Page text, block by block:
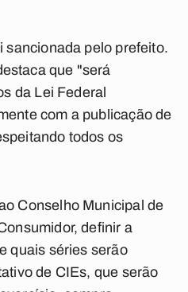
sancionada pelo prefeito.
que "será
da Lei Federal
com a publicação de
todos os
Conselho Municipal de
definir a
quais séries serão
de CIEs, que serão